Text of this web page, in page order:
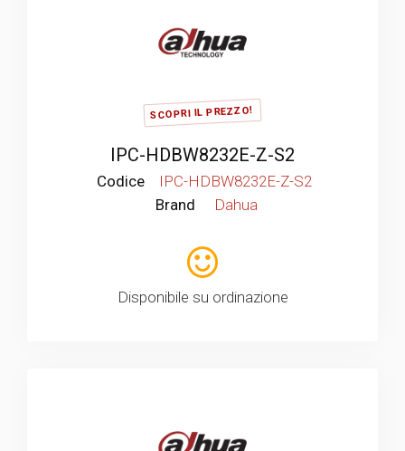
SCOPRI IL PREZZO!
IPC-HDBW8232E-Z-S2
Codice
IPC-HDBW8232E-Z-S2
Brand
Dahua
Disponibile su ordinazione